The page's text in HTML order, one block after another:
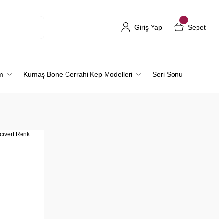
Giriş Yap Sepet
Kumaş Bone Cerrahi Kep Modelleri Seri Sonu